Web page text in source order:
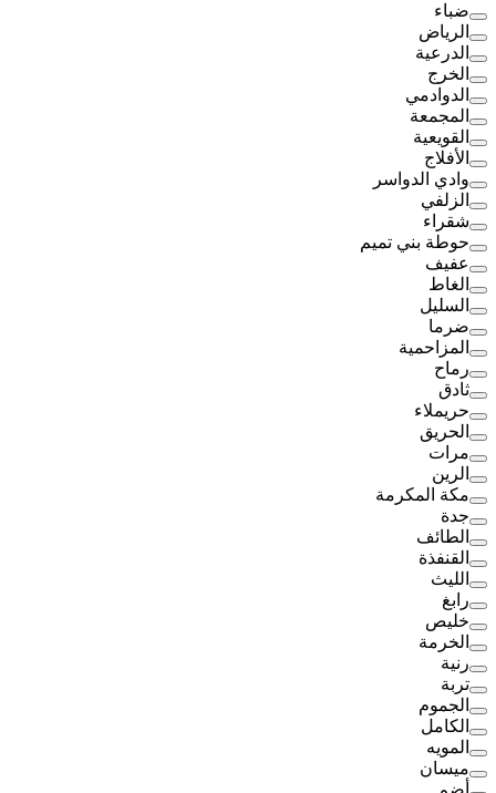
ضباء
الرياض
الدرعية
الخرج
الدوادمي
المجمعة
القويعية
الأفلاج
وادي الدواسر
الزلفي
شقراء
حوطة بني تميم
عفيف
الغاط
السليل
ضرما
المزاحمية
رماح
ثادق
حريملاء
الحريق
مرات
الرين
مكة المكرمة
جدة
الطائف
القنفذة
الليث
رابغ
خليص
الخرمة
رنية
تربة
الجموم
الكامل
المويه
ميسان